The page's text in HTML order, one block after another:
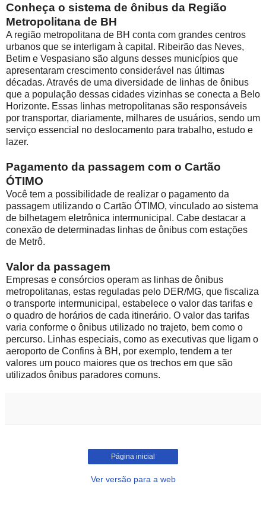
Conheça o sistema de ônibus da Região
Metropolitana de BH
A região metropolitana de BH conta com grandes centros
urbanos que se interligam à capital. Ribeirão das Neves,
Betim e Vespasiano são alguns desses municípios que
apresentaram crescimento considerável nas últimas
décadas. Através de uma diversidade de linhas de ônibus
que a população dessas cidades vizinhas se conecta a Belo
Horizonte. Essas linhas metropolitanas são responsáveis
por transportar, diariamente, milhares de usuários, sendo um
serviço essencial no deslocamento para trabalho, estudo e
lazer.
Pagamento da passagem com o Cartão
ÓTIMO
Você tem a possibilidade de realizar o pagamento da
passagem utilizando o Cartão ÓTIMO, vinculado ao sistema
de bilhetagem eletrônica intermunicipal. Cabe destacar a
conexão de determinadas linhas de ônibus com estações
de Metrô.
Valor da passagem
Empresas e consórcios operam as linhas de ônibus
metropolitanas, estas reguladas pelo DER/MG, que fiscaliza
o transporte intermunicipal, estabelece o valor das tarifas e
o quadro de horários de cada itinerário. O valor das tarifas
varia conforme o ônibus utilizado no trajeto, bem como o
percurso. Linhas especiais, como as executivas que ligam o
aeroporto de Confins à BH, por exemplo, tendem a ter
valores um pouco maiores que os trechos em que são
utilizados ônibus paradores comuns.
Página inicial
Ver versão para a web